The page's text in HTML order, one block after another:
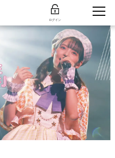
ログイン